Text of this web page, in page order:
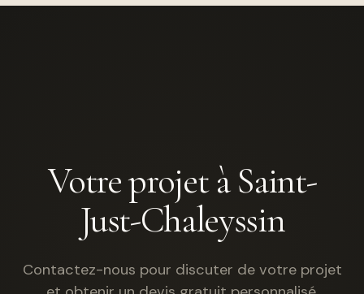
Votre projet à Saint-
Just-Chaleyssin
Contactez-nous pour discuter de votre projet